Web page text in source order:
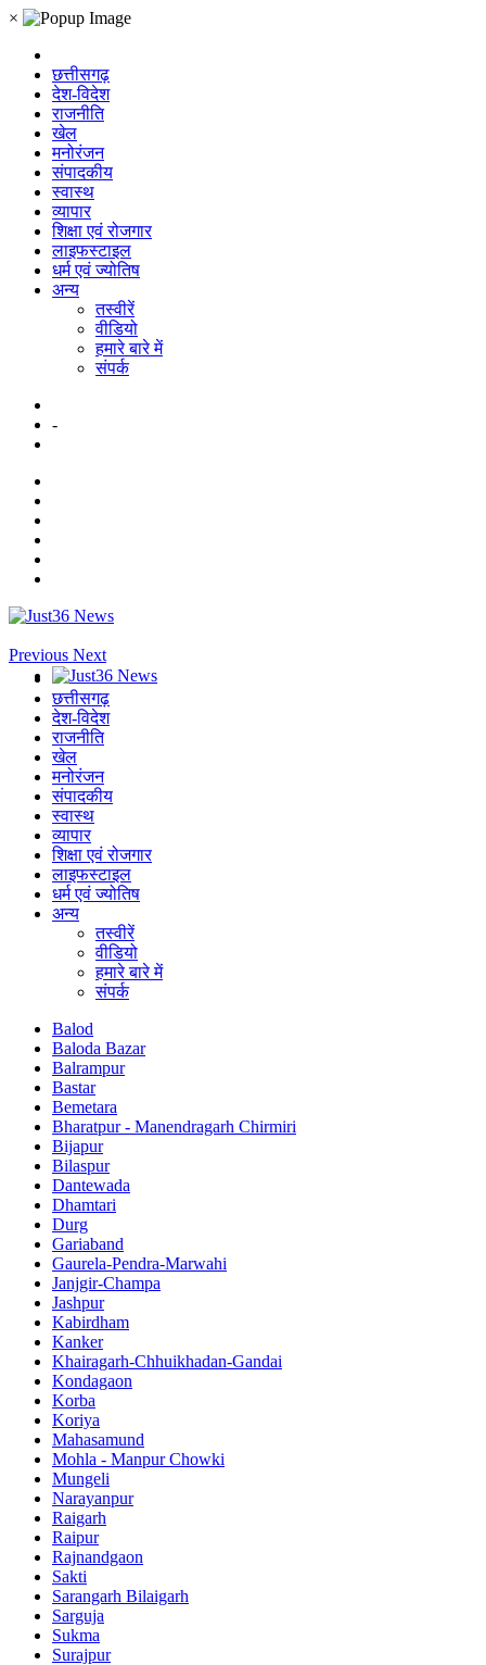
×
छत्तीसगढ़
देश-विदेश
राजनीति
खेल
मनोरंजन
संपादकीय
स्वास्थ
व्यापार
शिक्षा एवं रोजगार
लाइफस्टाइल
धर्म एवं ज्योतिष
अन्य
तस्वीरें
वीडियो
हमारे बारे में
संपर्क
-
Previous Next
छत्तीसगढ़
देश-विदेश
राजनीति
खेल
मनोरंजन
संपादकीय
स्वास्थ
व्यापार
शिक्षा एवं रोजगार
लाइफस्टाइल
धर्म एवं ज्योतिष
अन्य
तस्वीरें
वीडियो
हमारे बारे में
संपर्क
Balod
Baloda Bazar
Balrampur
Bastar
Bemetara
Bharatpur - Manendragarh Chirmiri
Bijapur
Bilaspur
Dantewada
Dhamtari
Durg
Gariaband
Gaurela-Pendra-Marwahi
Janjgir-Champa
Jashpur
Kabirdham
Kanker
Khairagarh-Chhuikhadan-Gandai
Kondagaon
Korba
Koriya
Mahasamund
Mohla - Manpur Chowki
Mungeli
Narayanpur
Raigarh
Raipur
Rajnandgaon
Sakti
Sarangarh Bilaigarh
Sarguja
Sukma
Surajpur